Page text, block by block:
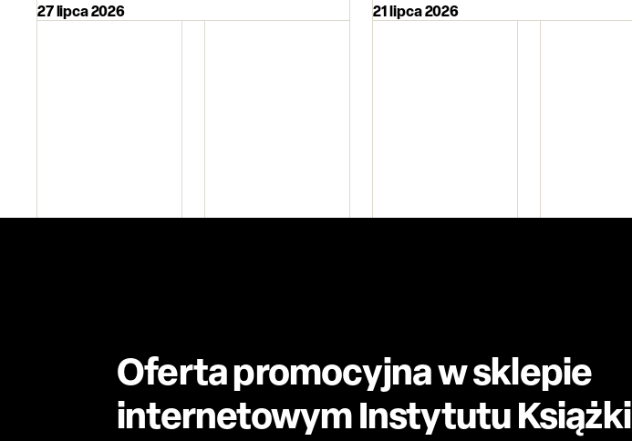
27 lipca 2026 21 lipca 2026
Oferta promocyjna w sklepie
internetowym Instytutu Książki